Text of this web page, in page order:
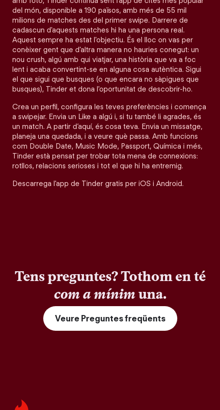
del món, disponible a 190 països, amb més de 55 mil
milions de matches des del primer swipe. Darrere de
cadascun d'aquests matches hi ha una persona real.
Aquest sempre ha estat l'objectiu. És el lloc on vas per
conèixer gent que d'altra manera no hauries conegut: un
nou crush, algú amb qui viatjar, una història que va a foc
lent i acaba convertint-se en alguna cosa autèntica. Sigui
el que sigui que busques (o que encara no sàpigues que
busques), Tinder et dona l'oportunitat de descobrir-ho.
Crea un perfil, configura les teves preferències i comença
a swipejar. Envia un Like a algú i, si tu també li agrades, és
un match. A partir d’aquí, és cosa teva. Envia un missatge,
planeja una quedada, i a veure què passa. Amb funcions
com Double Date, Music Mode, Passport, Química i més,
Tinder està pensat per trobar tota mena de connexions:
rotllos, relacions serioses i tot el que hi ha entremig.
Descarrega l'app de Tinder gratis per iOS i Android.
Tens preguntes? Tothom en té
com a mínimuna.
Veure Preguntes freqüents